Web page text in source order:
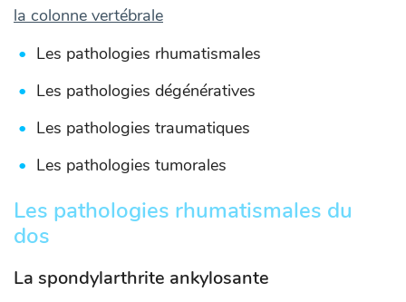
la colonne vertébrale
Les pathologies rhumatismales
Les pathologies dégénératives
Les pathologies traumatiques
Les pathologies tumorales
Les pathologies rhumatismales du
dos
La spondylarthrite ankylosante